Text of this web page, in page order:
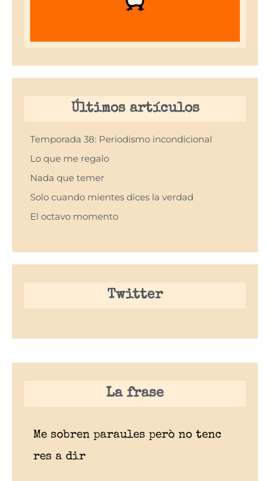
Últimos artículos
Temporada 38: Periodismo incondicional
Lo que me regalo
Nada que temer
Solo cuando mientes dices la verdad
El octavo momento
Twitter
La frase
Me sobren paraules però no tenc
res a dir